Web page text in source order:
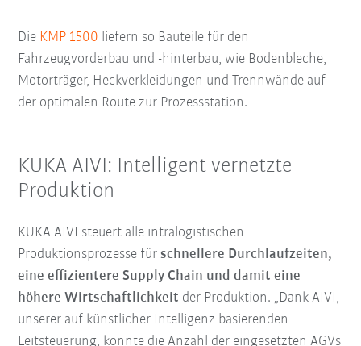
Die KMP 1500 liefern so Bauteile für den
Fahrzeugvorderbau und -hinterbau, wie Bodenbleche,
Motorträger, Heckverkleidungen und Trennwände auf
der optimalen Route zur Prozessstation.
KUKA AIVI: Intelligent vernetzte
Produktion
KUKA AIVI steuert alle intralogistischen
Produktionsprozesse fürschnellere Durchlaufzeiten,
eine effizientere Supply Chain und damit eine
höhere Wirtschaftlichkeit der Produktion. „Dank AIVI,
unserer auf künstlicher Intelligenz basierenden
Leitsteuerung, konnte die Anzahl der eingesetzten AGVs